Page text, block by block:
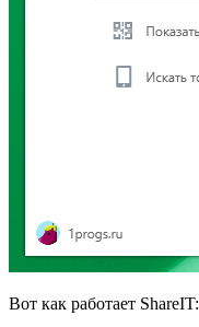
Вот как работает ShareIT: